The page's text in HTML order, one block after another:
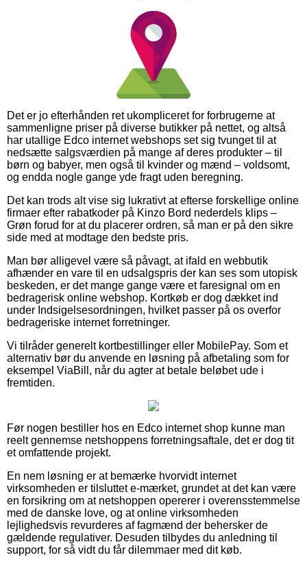
Det er jo efterhånden ret ukompliceret for forbrugerne at
sammenligne priser på diverse butikker på nettet, og altså
har utallige Edco internet webshops set sig tvunget til at
nedsætte salgsværdien på mange af deres produkter – til
børn og babyer, men også til kvinder og mænd – voldsomt,
og endda nogle gange yde fragt uden beregning.
Det kan trods alt vise sig lukrativt at efterse forskellige online
firmaer efter rabatkoder på Kinzo Bord nederdels klips –
Grøn forud for at du placerer ordren, så man er på den sikre
side med at modtage den bedste pris.
Man bør alligevel være så påvagt, at ifald en webbutik
afhænder en vare til en udsalgspris der kan ses som utopisk
beskeden, er det mange gange være et faresignal om en
bedragerisk online webshop. Kortkøb er dog dækket ind
under Indsigelsesordningen, hvilket passer på os overfor
bedrageriske internet forretninger.
Vi tilråder generelt kortbestillinger eller MobilePay. Som et
alternativ bør du anvende en løsning på afbetaling som for
eksempel ViaBill, når du agter at betale beløbet ude i
fremtiden.
Før nogen bestiller hos en Edco internet shop kunne man
reelt gennemse netshoppens forretningsaftale, det er dog tit
et omfattende projekt.
En nem løsning er at bemærke hvorvidt internet
virksomheden er tilsluttet e-mærket, grundet at det kan være
en forsikring om at netshoppen opererer i overensstemmelse
med de danske love, og at online virksomheden
lejlighedsvis revurderes af fagmænd der behersker de
gældende regulativer. Desuden tilbydes du anledning til
support, for så vidt du får dilemmaer med dit køb.